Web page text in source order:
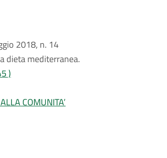
2018, n. 14
dieta mediterranea.
)
COMUNITA’